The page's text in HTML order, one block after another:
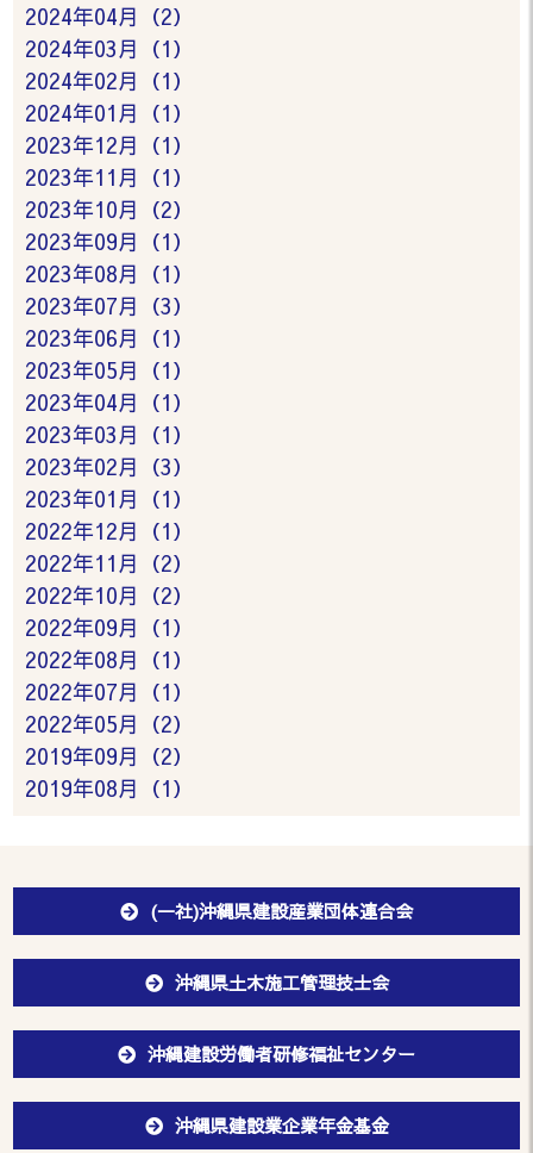
2024年04月（2）
2024年03月（1）
2024年02月（1）
2024年01月（1）
2023年12月（1）
2023年11月（1）
2023年10月（2）
2023年09月（1）
2023年08月（1）
2023年07月（3）
2023年06月（1）
2023年05月（1）
2023年04月（1）
2023年03月（1）
2023年02月（3）
2023年01月（1）
2022年12月（1）
2022年11月（2）
2022年10月（2）
2022年09月（1）
2022年08月（1）
2022年07月（1）
2022年05月（2）
2019年09月（2）
2019年08月（1）
(一社)沖縄県建設産業団体連合会
沖縄県土木施工管理技士会
沖縄建設労働者研修福祉センター
沖縄県建設業企業年金基金